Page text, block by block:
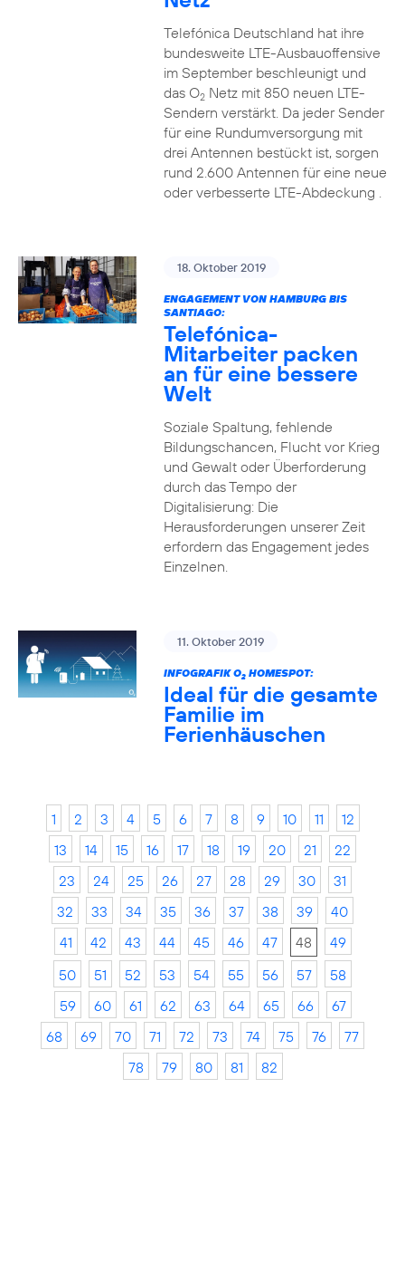
Telefónica Deutschland hat ihre
bundesweite LTE-Ausbauoffensive
im September beschleunigt und
das O2Netz mit 850 neuen LTE-
Sendern verstärkt. Da jeder Sender
für eine Rundumversorgung mit
drei Antennen bestückt ist, sorgen
rund 2.600 Antennen für eine neue
oder verbesserte LTE-Abdeckung .
18. Oktober 2019
ENGAGEMENT VON HAMBURG BIS
SANTIAGO:
Telefónica-
Mitarbeiter packen
an für eine bessere
Welt
Soziale Spaltung, fehlende
Bildungschancen, Flucht vor Krieg
und Gewalt oder Überforderung
durch das Tempo der
Digitalisierung: Die
Herausforderungen unserer Zeit
erfordern das Engagement jedes
Einzelnen.
11. Oktober 2019
INFOGRAFIK O2HOMESPOT:
Ideal für die gesamte
Familie im
Ferienhäuschen
1 2 3 4 5 6 7 8 9 10 11
12
13
14 15 16 17 18 19 20 21
22
23
24 25 26 27 28 29 30
31
32
33 34 35 36 37 38 39
40
41
42 43 44 45 46 47 48
49
50
51 52 53 54 55 56 57
58
59
60 61 62 63 64 65 66
67
68
69 70 71 72 73 74 75 76
77
78
79 80 81 82